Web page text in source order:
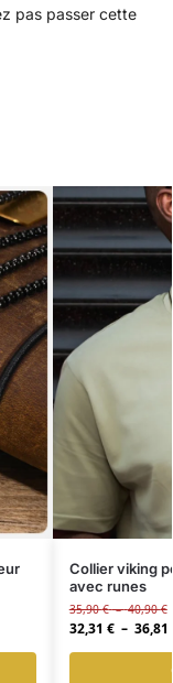
pas passer cette
Collier viking
avec runes
35,90€ – 40,90€
32,31 € – 36,81